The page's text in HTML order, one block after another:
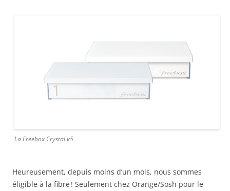
La Freebox Crystal v5
Heureusement, depuis moins d’un mois, nous sommes
éligible à la fibre ! Seulement chez Orange/Sosh pour le